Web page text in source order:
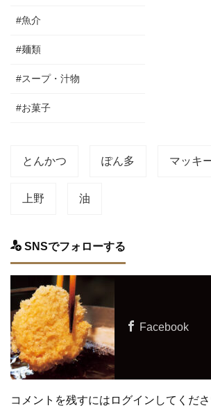
#魚介
#麺類
#スープ・汁物
#お菓子
とんかつ ぽん多 マッキ
上野 油
SNSでフォローする
Facebook
コメントを残すにはログインしてくださ